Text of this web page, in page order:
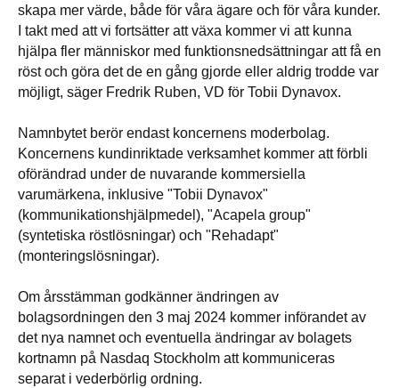
skapa mer värde, både för våra ägare och för våra kunder.
I takt med att vi fortsätter att växa kommer vi att kunna
hjälpa fler människor med funktionsnedsättningar att få en
röst och göra det de en gång gjorde eller aldrig trodde var
möjligt, säger Fredrik Ruben, VD för Tobii Dynavox.
Namnbytet berör endast koncernens moderbolag.
Koncernens kundinriktade verksamhet kommer att förbli
oförändrad under de nuvarande kommersiella
varumärkena, inklusive "Tobii Dynavox"
(kommunikationshjälpmedel), "Acapela group"
(syntetiska röstlösningar) och "Rehadapt"
(monteringslösningar).
Om årsstämman godkänner ändringen av
bolagsordningen den 3 maj 2024 kommer införandet av
det nya namnet och eventuella ändringar av bolagets
kortnamn på Nasdaq Stockholm att kommuniceras
separat i vederbörlig ordning.